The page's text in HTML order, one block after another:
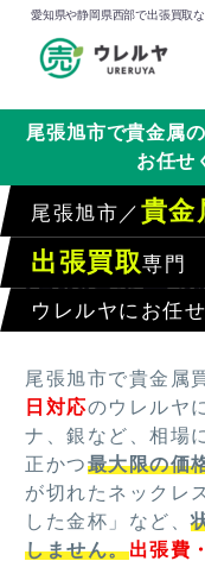
愛知県や静岡県西部で出張買取
尾張旭市で貴金属
お任せ
尾張旭市／ 貴金
出張買取専門
ウレルヤにお任せ
尾張旭市全
ラク買取
尾張旭市で貴金属
日対応のウレルヤ
ナ、銀など、相場
正かつ最大限の価
が切れたネックレ
した金杯」など、
しません。出張費